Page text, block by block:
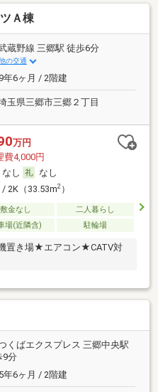
Ａ棟
蔵野線 三郷駅 徒歩6分
の交通
年6ヶ月 / 2階建
玉県三郷市三郷２丁目
万円
費4,000円
なし
なし
/ 2K（33.53m2）
敷金なし
二人暮らし
場(近隣含) 駐輪場
置き場★エアコン★CATV対
くばエクスプレス 三郷中央駅
9分
年6ヶ月 / 2階建